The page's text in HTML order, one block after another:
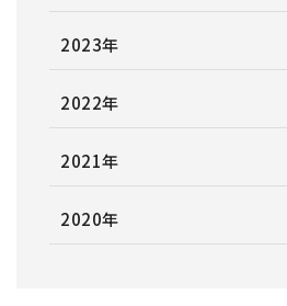
2023年
2022年
2021年
2020年